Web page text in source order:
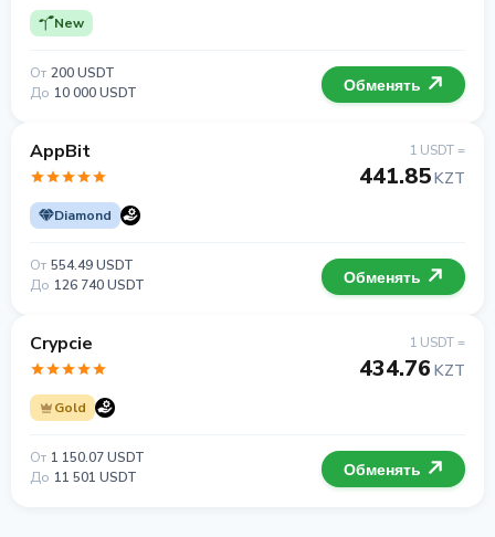
New
От 200 USDT
До 10 000 USDT Обменять
AppBit
Diamond
1 USDT =
441.85KZT
От 554.49 USDT
До 126 740 USDT Обменять
Crypcie
Gold
1 USDT =
434.76 KZT
От 1 150.07 USDT
До 11 501 USDT Обменять